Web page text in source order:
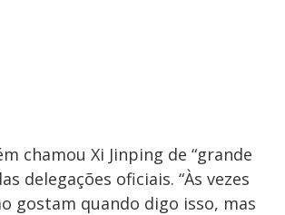
chamou Xi Jinping de “grande
delegações oficiais. “Às vezes
gostam quando digo isso, mas